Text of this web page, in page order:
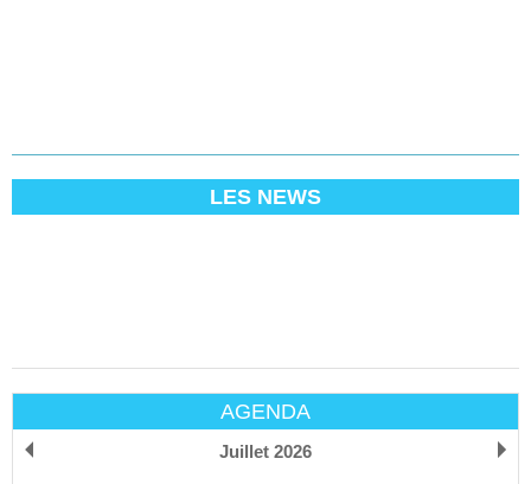
LES NEWS
AGENDA
Juillet 2026